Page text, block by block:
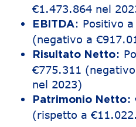
€1.473.864 nel
EBITDA: Positivo
(negativo a
Risultato Netto:
€775.311
nel 2023)
Patrimonio Netto:
(rispetto a